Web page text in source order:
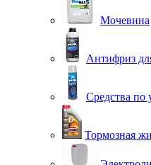
Мочевина
Антифриз
Средства по
Тормозная